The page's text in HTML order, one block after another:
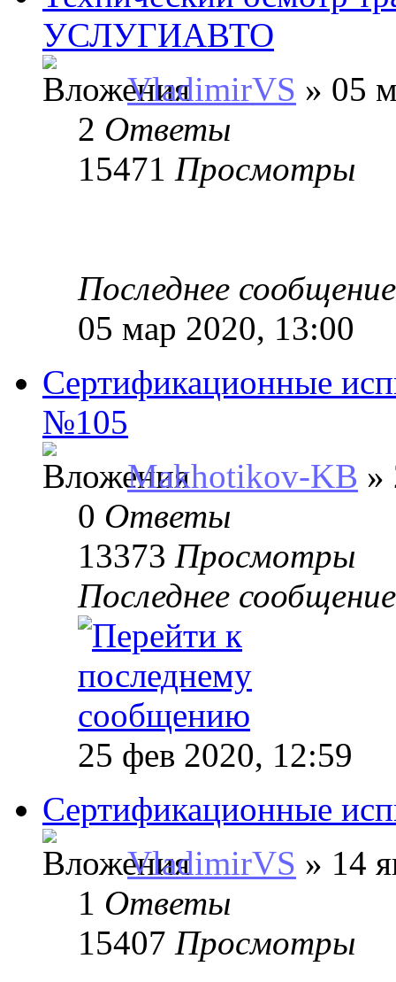
УСЛУГИАВТО
VladimirVS » 05
2 Ответы
15471 Просмотры
Последнее
05 мар 2020, 13:00
Сертификационные
№105
Makhotikov-KB »
0 Ответы
13373 Просмотры
Последнее
25 фев 2020, 12:59
Сертификационные
VladimirVS » 14
1 Ответы
15407 Просмотры